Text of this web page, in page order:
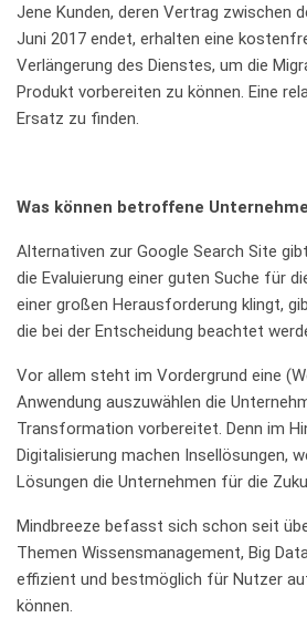
Jene Kunden, deren Vertrag zwischen
Juni 2017 endet, erhalten eine
Verlängerung des Dienstes, um die
Produkt vorbereiten zu können. Eine
Ersatz zu finden.
Was können betroffene
Alternativen zur Google Search Site
die Evaluierung einer guten Suche für
einer großen Herausforderung klingt,
die bei der Entscheidung beachtet
Vor allem steht im Vordergrund eine
Anwendung auszuwählen die
Transformation vorbereitet. Denn im
Digitalisierung machen Insellösungen,
Lösungen die Unternehmen für die
Mindbreeze befasst sich schon seit
Themen Wissensmanagement, Big
effizient und bestmöglich für Nutzer
können.